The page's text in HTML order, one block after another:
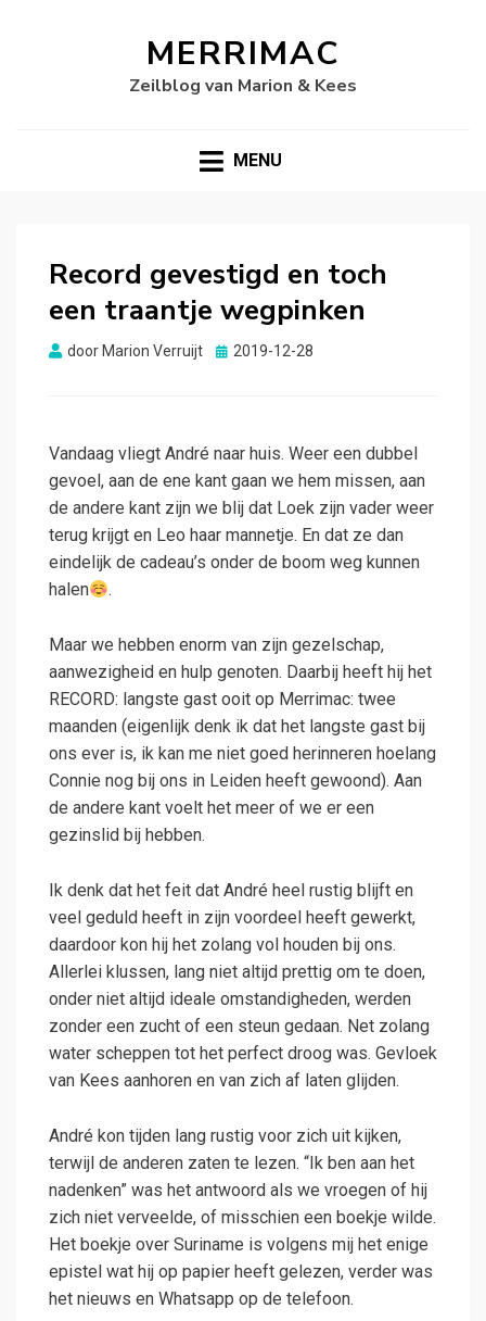
MERRIMAC
Zeilblog van Marion & Kees
MENU
Record gevestigd en toch
een traantje wegpinken
door Marion Verruijt
Gepubliceerd
2019-12-28
Vandaag vliegt André naar huis. Weer een dubbel
gevoel, aan de ene kant gaan we hem missen, aan
de andere kant zijn we blij dat Loek zijn vader weer
terug krijgt en Leo haar mannetje. En dat ze dan
eindelijk de cadeau’s onder de boom weg kunnen
halen
.
Maar we hebben enorm van zijn gezelschap,
aanwezigheid en hulp genoten. Daarbij heeft hij het
RECORD: langste gast ooit op Merrimac: twee
maanden (eigenlijk denk ik dat het langste gast bij
ons ever is, ik kan me niet goed herinneren hoelang
Connie nog bij ons in Leiden heeft gewoond). Aan
de andere kant voelt het meer of we er een
gezinslid bij hebben.
Ik denk dat het feit dat André heel rustig blijft en
veel geduld heeft in zijn voordeel heeft gewerkt,
daardoor kon hij het zolang vol houden bij ons.
Allerlei klussen, lang niet altijd prettig om te doen,
onder niet altijd ideale omstandigheden, werden
zonder een zucht of een steun gedaan. Net zolang
water scheppen tot het perfect droog was. Gevloek
van Kees aanhoren en van zich af laten glijden.
André kon tijden lang rustig voor zich uit kijken,
terwijl de anderen zaten te lezen. “Ik ben aan het
nadenken” was het antwoord als we vroegen of hij
zich niet verveelde, of misschien een boekje wilde.
Het boekje over Suriname is volgens mij het enige
epistel wat hij op papier heeft gelezen, verder was
het nieuws en Whatsapp op de telefoon.